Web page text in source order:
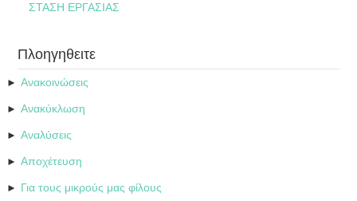
ΣΤΑΣΗ ΕΡΓΑΣΙΑΣ
Πλοηγηθειτε
► Ανακοινώσεις
► Ανακύκλωση
► Αναλύσεις
► Αποχέτευση
► Για τους μικρούς μας φίλους